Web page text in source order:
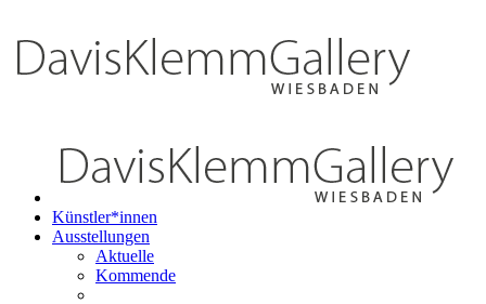
Künstler*innen
Ausstellungen
Aktuelle
Kommende